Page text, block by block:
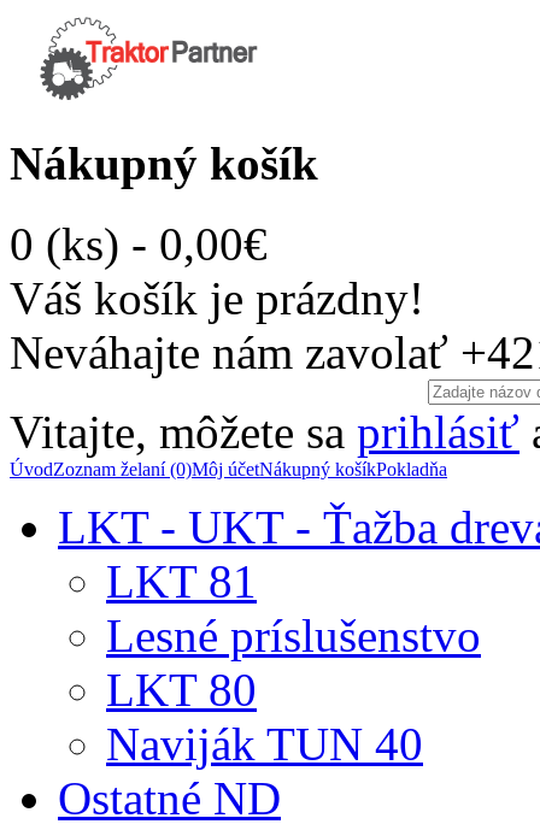
Nákupný košík
0 (ks) - 0,00€
Váš košík je prázdny!
Neváhajte nám zavolať
Vitajte, môžete sa prihlásiť
ÚvodZoznam želaní (0)Môj účetNákupný košíkPokladňa
LKT - UKT - Ťažba
LKT 81
Lesné príslušenstvo
LKT 80
Naviják TUN 40
Ostatné ND